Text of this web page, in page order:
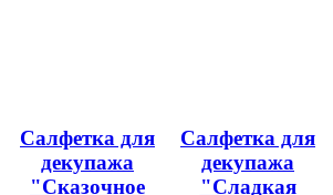
Салфетка для
декупажа
"Сказочное
Салфетка для
декупажа
"Сладкая